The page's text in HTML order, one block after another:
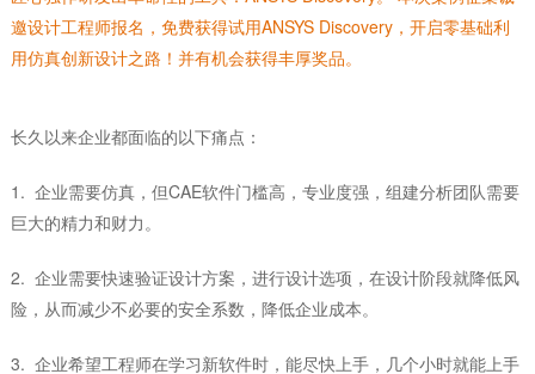
邀设计工程师报名，免费获得试用ANSYS Discovery，开启零基础利
用仿真创新设计之路！并有机会获得丰厚奖品。
长久以来企业都面临的以下痛点：
1. 企业需要仿真，但CAE软件门槛高，专业度强，组建分析团队需要
巨大的精力和财力。
2. 企业需要快速验证设计方案，进行设计选项，在设计阶段就降低风
险，从而减少不必要的安全系数，降低企业成本。
3. 企业希望工程师在学习新软件时，能尽快上手，几个小时就能上手